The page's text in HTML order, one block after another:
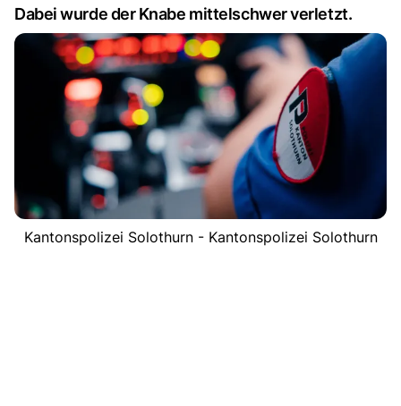
Dabei wurde der Knabe mittelschwer verletzt.
Kantonspolizei Solothurn - Kantonspolizei Solothurn